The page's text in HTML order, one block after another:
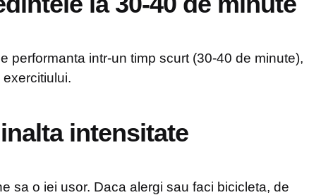
performanta intr-un timp scurt (30-40 de minute),
intensitate
sa o iei usor. Daca alergi sau faci bicicleta, de